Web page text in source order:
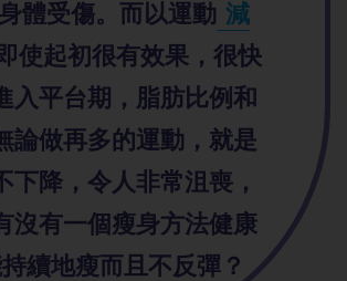
體受傷。而以運動 減
使起初很有效果，很快
入平台期，脂肪比例和
論做再多的運動，就是
下降，令人非常沮喪，
沒有一個瘦身方法健康
續地瘦而且不反彈？